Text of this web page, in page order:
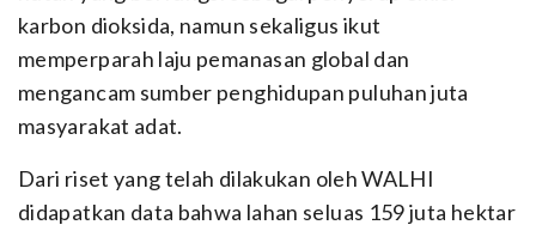
karbon dioksida, namun sekaligus ikut
memperparah laju pemanasan global dan
mengancam sumber penghidupan puluhan juta
masyarakat adat.
Dari riset yang telah dilakukan oleh WALHI
didapatkan data bahwa lahan seluas 159 juta hektar